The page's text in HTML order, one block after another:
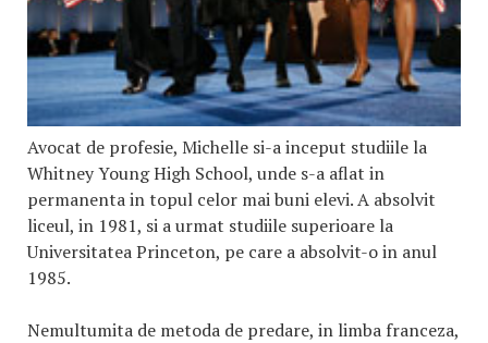
Avocat de profesie, Michelle si-a inceput studiile la
Whitney Young High School, unde s-a aflat in
permanenta in topul celor mai buni elevi. A absolvit
liceul, in 1981, si a urmat studiile superioare la
Universitatea Princeton, pe care a absolvit-o in anul
1985.
Nemultumita de metoda de predare, in limba franceza,